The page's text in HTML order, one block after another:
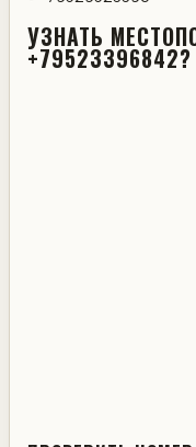
УЗНАТЬ
+79523396842?